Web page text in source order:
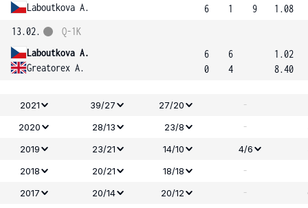
Laboutkova A.
6
1
9
1.08
13.02.
Laboutkova A.
Greatorex A.
Q-1K
6
0
6
4
1.02
8.40
2021 39/27 27/20 -
2020
28/13 23/8 -
2019
23/21 14/10 4/6
2018
20/21 18/18 -
2017
20/14 20/12 -